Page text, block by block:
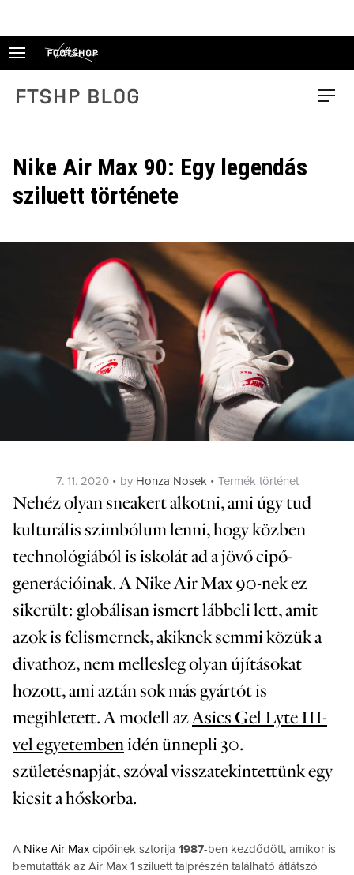
FTSHP blog Menu
Nike Air Max 90: Egy legendás
sziluett története
Posted
on
7. 11. 2020 by Honza Nosek Categories
Termék történet
Nehéz olyan sneakert alkotni, ami úgy tud
kulturális szimbólum lenni, hogy közben
technológiából is iskolát ad a jövő cipő-
generációinak. A Nike Air Max 90-nek ez
sikerült: globálisan ismert lábbeli lett, amit
azok is felismernek, akiknek semmi közük a
divathoz, nem mellesleg olyan újításokat
hozott, ami aztán sok más gyártót is
megihletett. A modell azAsics Gel Lyte III-
vel egyetembenidén ünnepli 30.
születésnapját, szóval visszatekintettünk egy
kicsit a hőskorba.
A Nike Air Max cipőinek sztorija 1987-ben kezdődött, amikor is
bemutatták az Air Max 1 sziluett talprészén található átlátszó